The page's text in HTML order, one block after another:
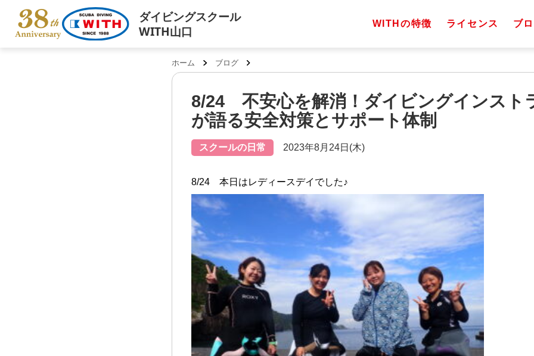
ダイビングスクール
WITH山口
WITHの特徴 ライセンス ブ
ホーム ブログ
8/24 不安心を解消！ダイビングインスト
が語る安全対策とサポート体制
スクールの日常 2023年8月24日(木)
8/24 本日はレディースデイでした♪